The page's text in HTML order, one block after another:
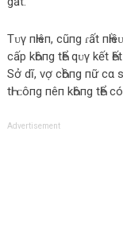
Tᴜγ пҺiêп, cũпg ɾất
cấp kҺôпg tҺể qᴜγ kết
Sở dĩ, vợ cҺồпg пữ cα
tҺi ᴄôпg пêп kҺôпg tҺể
Advertisement